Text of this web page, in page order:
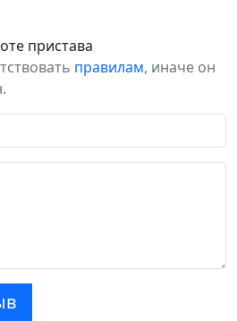
пристава
правилам, иначе он